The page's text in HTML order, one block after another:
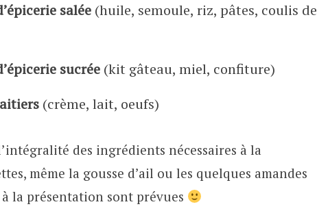
salée(huile, semoule, riz, pâtes, coulis de
sucrée(kit gâteau, miel, confiture)
(crème, lait, oeufs)
des ingrédients nécessaires à la
même la gousse d’ail ou les quelques amandes
la présentation sont prévues